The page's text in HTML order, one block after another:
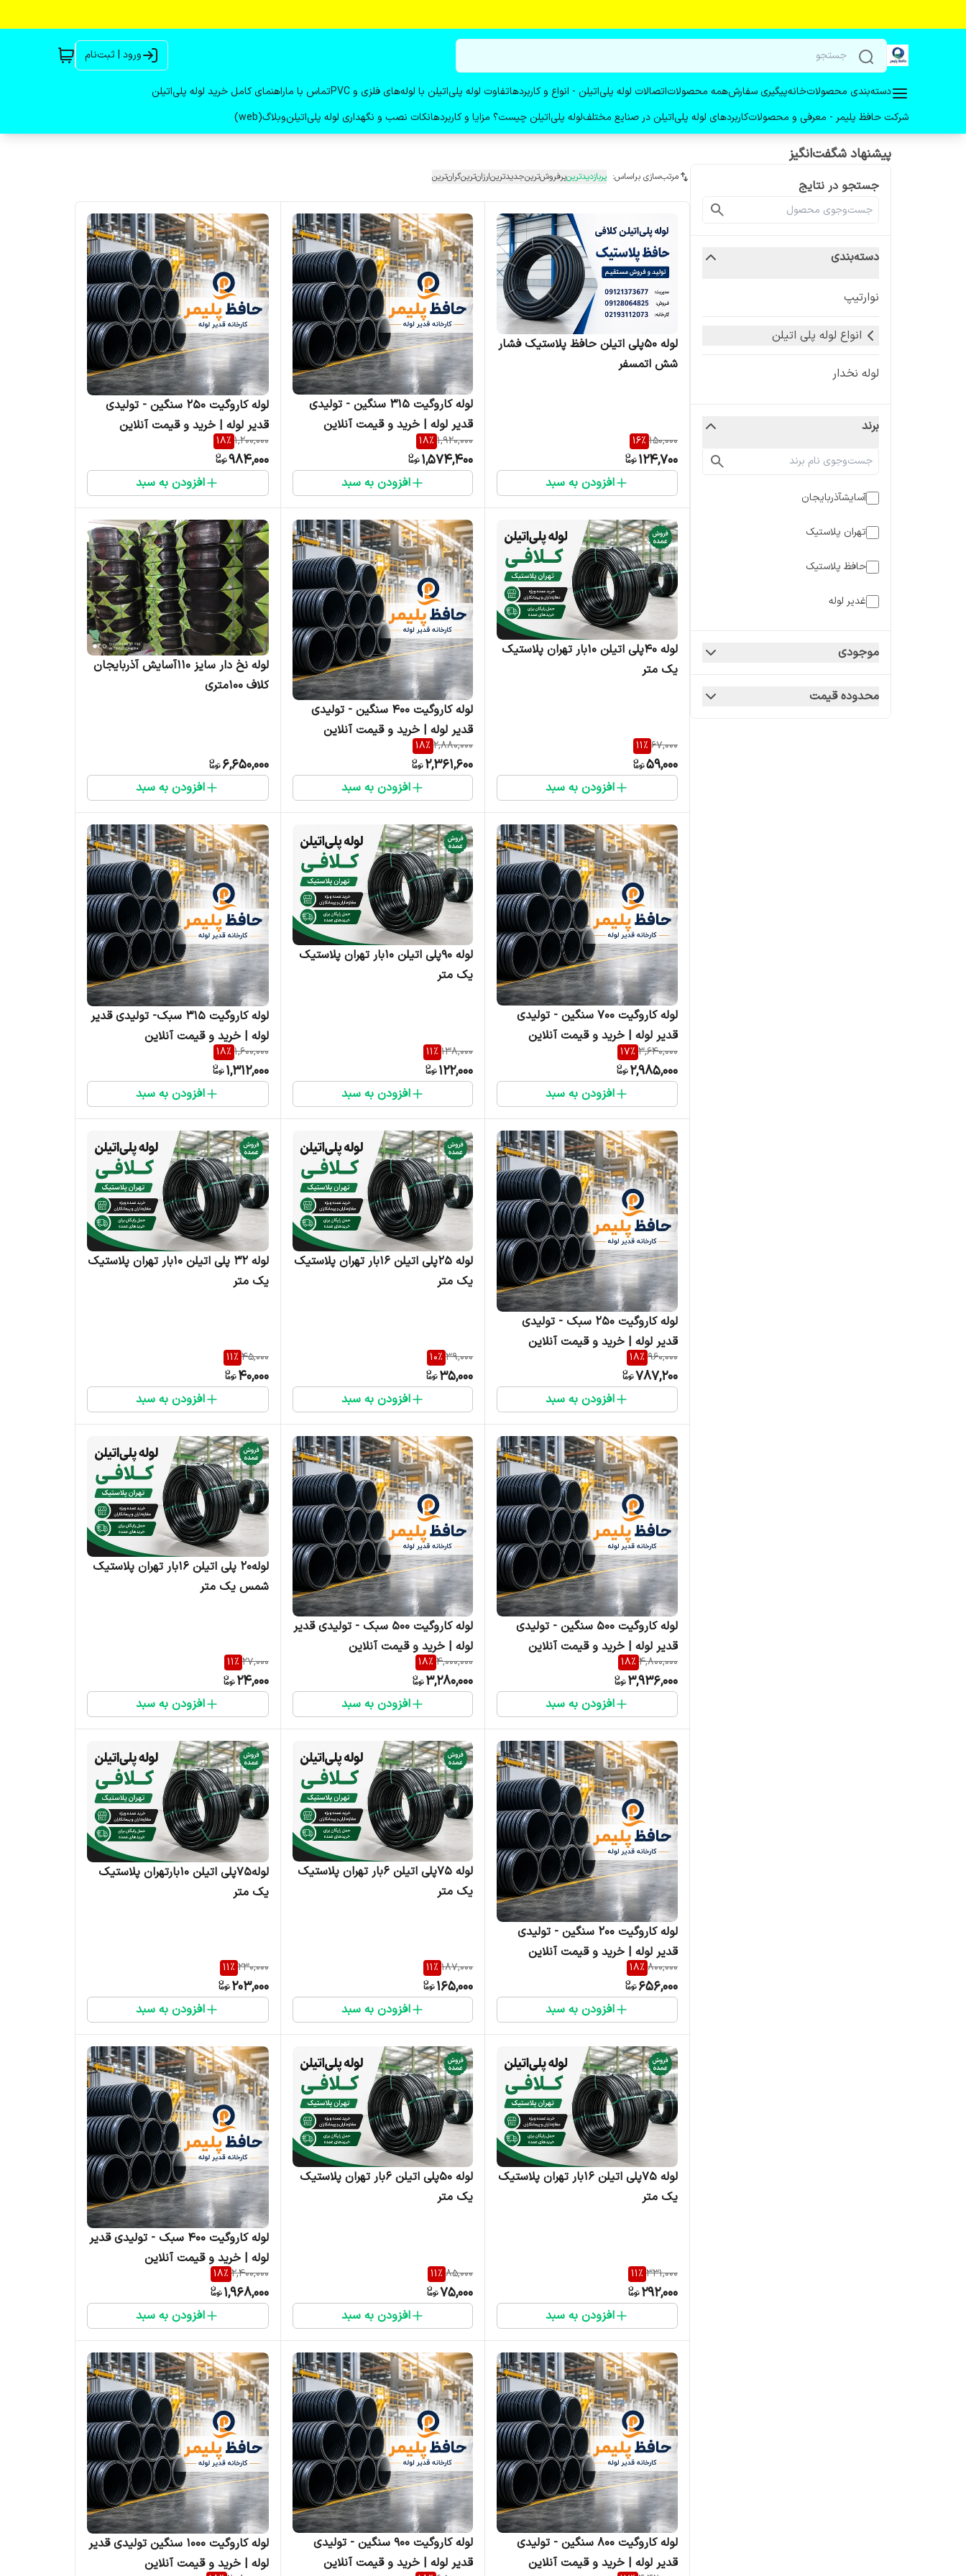
ورود | ثبت‌نام
دسته‌بندی محصولاتخانهپیگیری سفارشهمه محصولاتاتصالات لوله پلی‌اتیلن - انواع و کاربردهاتفاوت لوله پلی‌اتیلن با لوله‌های فلزی و PVC تماس با ماراهنمای کامل خرید لوله پلی‌اتیلن
شرکت حافظ پلیمر - معرفی و محصولاتکاربردهای لوله پلی‌اتیلن در صنایع مختلفلوله پلی‌اتیلن چیست؟ مزایا و کاربردهانکات نصب و نگهداری لوله پلی‌اتیلنوبلاگ(web)
پیشنهاد شگفت‌انگیز
جستجو در نتایج
دسته‌بندی
نوارتیپ
انواع لوله پلی اتیلن
لوله نخدار
برند
آسایشآذربایجان
تهران پلاستیک
حافظ پلاستیک
غدیر لوله
موجودی
محدوده قیمت
مرتب‌سازی براساس: پربازدیدترینپرفروش‌ترینجدیدترینارزان‌ترینگران‌ترین
لوله ۵۰پلی اتیلن حافظ پلاستیک فشار
شش اتمسفر
150,000
16%
124,700
افزودن به سبد
لوله کاروگیت ۳۱۵ سنگین - تولیدی
قدیر لوله | خرید و قیمت آنلاین
1,920,000
18%
1,574,400
افزودن به سبد
لوله کاروگیت ۲۵۰ سنگین - تولیدی
قدیر لوله | خرید و قیمت آنلاین
1,200,000
18%
984,000
افزودن به سبد
لوله ۴۰پلی اتیلن ۱۰بار تهران پلاستیک
یک متر
67,000
11%
59,000
افزودن به سبد
لوله کاروگیت ۴۰۰ سنگین - تولیدی
قدیر لوله | خرید و قیمت آنلاین
2,880,000
18%
2,361,600
افزودن به سبد
لوله نخ دار سایز ۱۱۰آسایش آذربایجان
کلاف ۱۰۰متری
6,650,000
افزودن به سبد
لوله کاروگیت ۷۰۰ سنگین - تولیدی
قدیر لوله | خرید و قیمت آنلاین
3,640,000
17%
2,985,000
افزودن به سبد
لوله ۹۰پلی اتیلن ۱۰بار تهران پلاستیک
یک متر
138,000
11%
122,000
افزودن به سبد
لوله کاروگیت ۳۱۵ سبک- تولیدی قدیر
لوله | خرید و قیمت آنلاین
1,600,000
18%
1,312,000
افزودن به سبد
لوله کاروگیت ۲۵۰ سبک - تولیدی
قدیر لوله | خرید و قیمت آنلاین
960,000
18%
787,200
افزودن به سبد
لوله ۲۵پلی اتیلن ۱۶بار تهران پلاستیک
یک متر
39,000
10%
35,000
افزودن به سبد
لوله ۳۲ پلی اتیلن ۱۰بار تهران پلاستیک
یک متر
45,000
11%
40,000
افزودن به سبد
لوله کاروگیت ۵۰۰ سنگین - تولیدی
قدیر لوله | خرید و قیمت آنلاین
4,800,000
18%
3,936,000
افزودن به سبد
لوله کاروگیت ۵۰۰ سبک - تولیدی قدیر
لوله | خرید و قیمت آنلاین
4,000,000
18%
3,280,000
افزودن به سبد
لوله۲۰ پلی اتیلن ۱۶بار تهران پلاستیک
شمس یک متر
27,000
11%
24,000
افزودن به سبد
لوله کاروگیت ۲۰۰ سنگین - تولیدی
قدیر لوله | خرید و قیمت آنلاین
800,000
18%
656,000
افزودن به سبد
لوله ۷۵پلی اتیلن ۶بار تهران پلاستیک
یک متر
187,000
11%
165,000
افزودن به سبد
لوله۷۵پلی اتیلن ۱۰بارتهران پلاستیک
یک متر
230,000
11%
203,000
افزودن به سبد
لوله ۷۵پلی اتیلن ۱۶بار تهران پلاستیک
یک متر
331,000
11%
292,000
افزودن به سبد
لوله ۵۰پلی اتیلن ۶بار تهران پلاستیک
یک متر
85,000
11%
75,000
افزودن به سبد
لوله کاروگیت ۴۰۰ سبک - تولیدی قدیر
لوله | خرید و قیمت آنلاین
2,400,000
18%
1,968,000
افزودن به سبد
لوله کاروگیت ۸۰۰ سنگین - تولیدی
قدیر لوله | خرید و قیمت آنلاین
لوله کاروگیت ۹۰۰ سنگین - تولیدی
قدیر لوله | خرید و قیمت آنلاین
لوله کاروگیت ۱۰۰۰ سنگین تولیدی قدیر
لوله | خرید و قیمت آنلاین